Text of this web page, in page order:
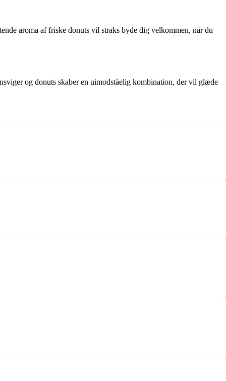
aroma af friske donuts vil straks byde dig velkommen, når du
og donuts skaber en uimodståelig kombination, der vil glæde